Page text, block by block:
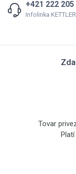
+421 222 205
Infolinka KETTLER
Tovar